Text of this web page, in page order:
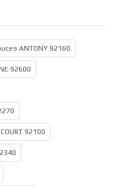
ANTONY 92160
92600
92100